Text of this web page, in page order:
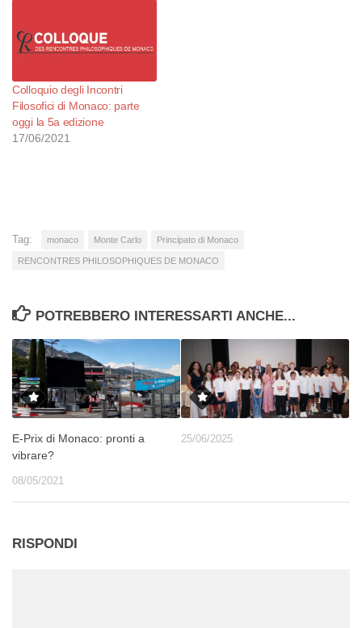
Colloquio degli Incontri
Filosofici di Monaco: parte
oggi la 5a edizione
17/06/2021
Tag: monaco Monte Carlo Principato di Monaco
RENCONTRES PHILOSOPHIQUES DE MONACO
POTREBBERO INTERESSARTI ANCHE...
E-Prix di Monaco: pronti a
vibrare?
08/05/2021
25/06/2025
RISPONDI